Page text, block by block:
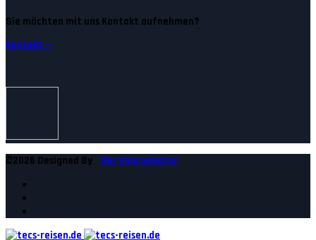
Sie möchten mit uns Kontakt aufnehmen?
Kontakt —
©2026 Designed By Der Improvisator